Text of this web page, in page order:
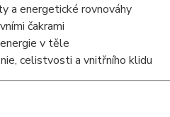
a energetické rovnováhy
čakrami
v těle
celistvosti a vnitřního klidu